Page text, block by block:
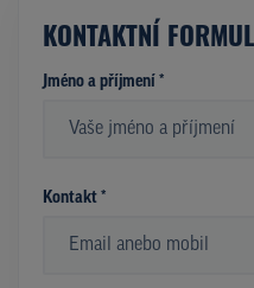
KONTAKTNÍ
Jméno a příjmení *
Kontakt *